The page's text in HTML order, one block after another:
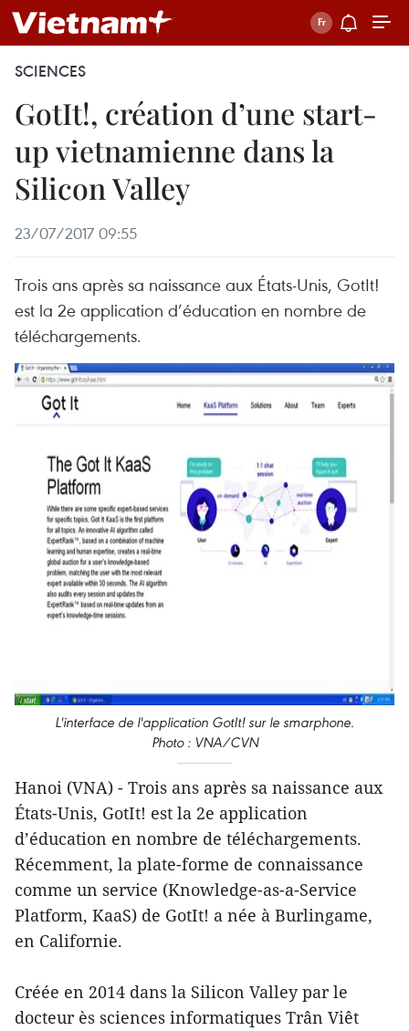
SCIENCES
GotIt!, création d’une start-
up vietnamienne dans la
Silicon Valley
23/07/2017 09:55
Trois ans après sa naissance aux États-Unis, GotIt!
est la 2e application d’éducation en nombre de
téléchargements.
L'interface de l'application GotIt! sur le smarphone.
Photo : VNA/CVN
Hanoi (VNA) - Trois ans après sa naissance aux
États-Unis, GotIt! est la 2e application
d’éducation en nombre de téléchargements.
Récemment, la plate-forme de connaissance
comme un service (Knowledge-as-a-Service
Platform, KaaS) de GotIt! a née à Burlingame,
en Californie.
Créée en 2014 dans la Silicon Valley par le
docteur ès sciences informatiques Trân Viêt